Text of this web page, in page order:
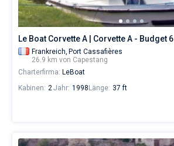
Le Boat Corvette A | Corvette A - Budget 6
Frankreich, Port Cassafières
26.9 km von Capestang
Charterfirma: LeBoat
Kabinen: 2Jahr: 1998 Länge: 37 ft